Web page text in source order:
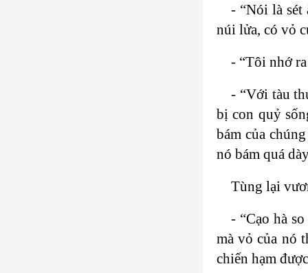
- “Nói là sét
núi lửa, có vỏ
- “Tôi nhớ
- “Với tàu
bị con quỷ
bám của
nó bám quá
Tùng lại
- “Cạo hà
mà vỏ của nó
chiến hạm